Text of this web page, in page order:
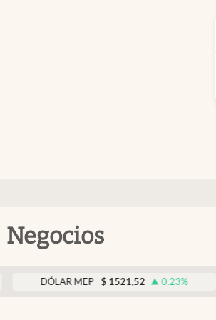
Negocios
DÓLAR MEP $ 1521,52 0.23%